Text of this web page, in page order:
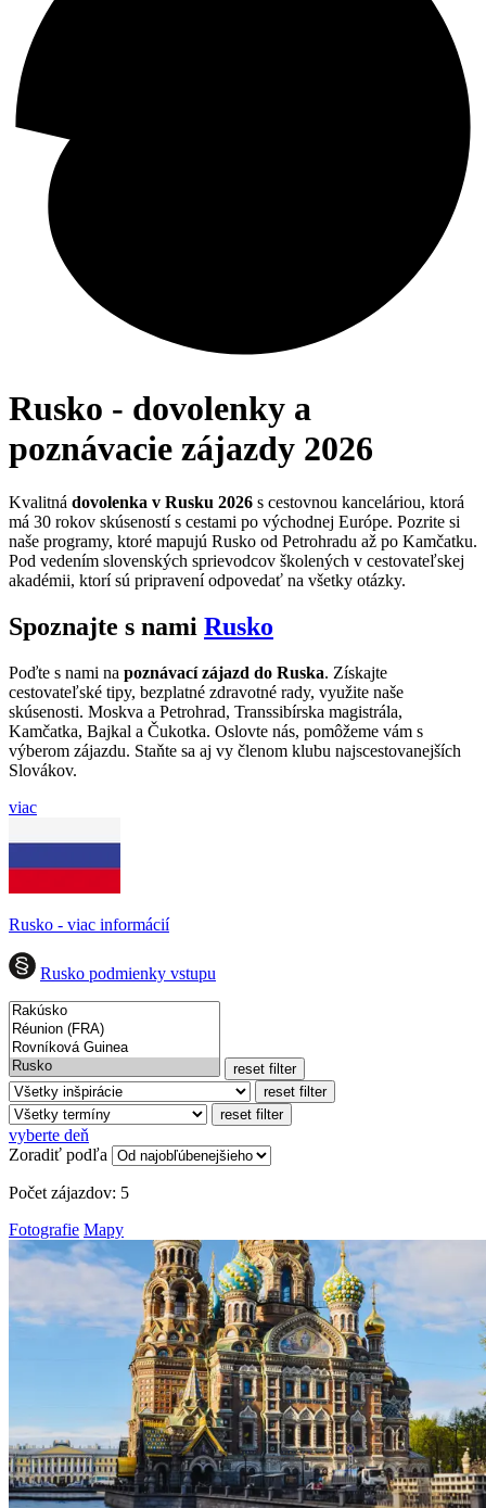
Rusko - dovolenky a
poznávacie zájazdy 2026
Kvalitná dovolenka v Rusku 2026 s cestovnou kanceláriou, ktorá
má 30 rokov skúseností s cestami po východnej Európe. Pozrite si
naše programy, ktoré mapujú Rusko od Petrohradu až po Kamčatku.
Pod vedením slovenských sprievodcov školených v cestovateľskej
akadémii, ktorí sú pripravení odpovedať na všetky otázky.
Spoznajte s nami Rusko
Poďte s nami na poznávací zájazd do Ruska. Získajte
cestovateľské tipy, bezplatné zdravotné rady, využite naše
skúsenosti. Moskva a Petrohrad, Transsibírska magistrála,
Kamčatka, Bajkal a Čukotka. Oslovte nás, pomôžeme vám s
výberom zájazdu. Staňte sa aj vy členom klubu najscestovanejších
Slovákov.
viac
Rusko - viac informácií
Rusko podmienky vstupu
reset filter
reset filter
reset filter
vyberte deň
Zoradiť podľa
Počet zájazdov: 5
Fotografie Mapy